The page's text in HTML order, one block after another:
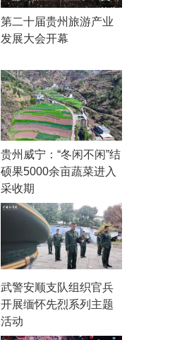
第二十届贵州旅游产业
发展大会开幕
贵州威宁：“冬闲不闲”结
硕果5000余亩蔬菜进入
采收期
武警安顺支队组织官兵
开展缅怀先烈系列主题
活动